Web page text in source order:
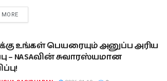
MORE
உங்கள் பெயரையும் அனுப்ப அரிய
– NASAவின் சுவாரஸ்யமான